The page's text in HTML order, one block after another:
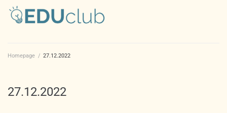
Homepage / 27.12.2022
27.12.2022